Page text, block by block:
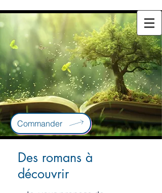
Commander
Des romans à
découvrir